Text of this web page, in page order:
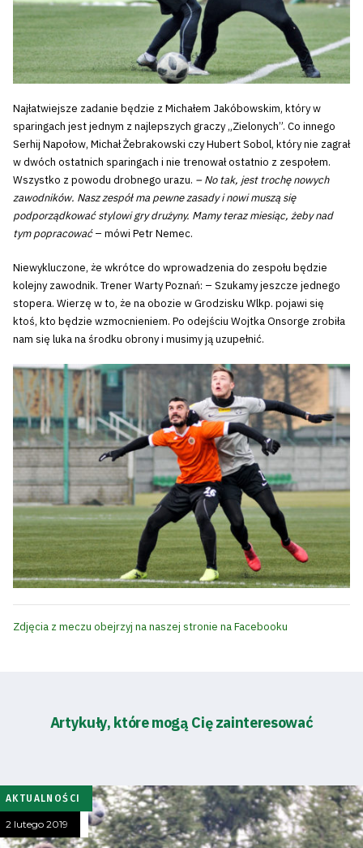
Najłatwiejsze zadanie będzie z Michałem Jakóbowskim, który w
sparingach jest jednym z najlepszych graczy „Zielonych”. Co innego
Serhij Napołow, Michał Żebrakowski czy Hubert Sobol, który nie zagrał
w dwóch ostatnich sparingach i nie trenował ostatnio z zespołem.
Wszystko z powodu drobnego urazu. – No tak, jest trochę nowych
zawodników. Nasz zespół ma pewne zasady i nowi muszą się
podporządkować stylowi gry drużyny. Mamy teraz miesiąc, żeby nad
tym popracować– mówi Petr Nemec.
Niewykluczone, że wkrótce do wprowadzenia do zespołu będzie
kolejny zawodnik. Trener Warty Poznań: – Szukamy jeszcze jednego
stopera. Wierzę w to, że na obozie w Grodzisku Wlkp. pojawi się
ktoś, kto będzie wzmocnieniem. Po odejściu Wojtka Onsorge zrobiła
nam się luka na środku obrony i musimy ją uzupełnić.
Zdjęcia z meczu obejrzyj na naszej stronie na Facebooku
Artykuły, które mogą Cię zainteresować
AKTUALNOŚCI
2 lutego 2019